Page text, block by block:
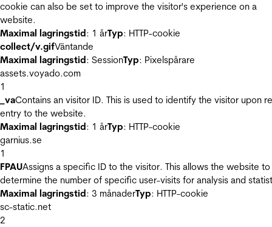
cookie can also be set to improve the visitor's experience on a
website.
Maximal lagringstid: 1 årTyp: HTTP-cookie
collect/v.gifVäntande
Maximal lagringstid: SessionTyp: Pixelspårare
assets.voyado.com
1
_vaContains an visitor ID. This is used to identify the visitor upon
entry to the website.
Maximal lagringstid: 1 årTyp: HTTP-cookie
garnius.se
1
FPAUAssigns a specific ID to the visitor. This allows the website to
determine the number of specific user-visits for analysis and
Maximal lagringstid: 3 månaderTyp: HTTP-cookie
sc-static.net
2